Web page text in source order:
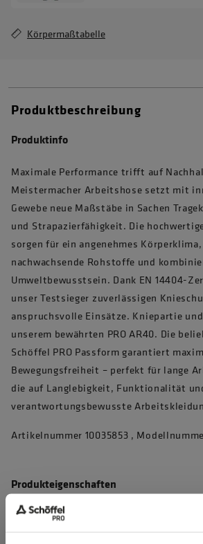
Körpermaßtabelle
Produktbeschreibung
Produktinfo
Maximale Performance trifft auf
Meistermacher Arbeitshose setzt mit
Gewebe neue Maßstäbe in Sachen
und Strapazierfähigkeit. Die
sorgen für ein angenehmes
nachwachsende Rohstoffe und
Umweltbewusstsein. Dank EN 14404-
unser Testsieger zuverlässigen
anspruchsvolle Einsätze. Kniepartie
unserem bewährten PRO AR40. Die
Schöffel PRO Passform garantiert
Bewegungsfreiheit – perfekt für lange
die auf Langlebigkeit, Funktionalität
verantwortungsbewusste
Artikelnummer 10035853 ,
Produkteigenschaften
4D Body Mapping für beste Performance